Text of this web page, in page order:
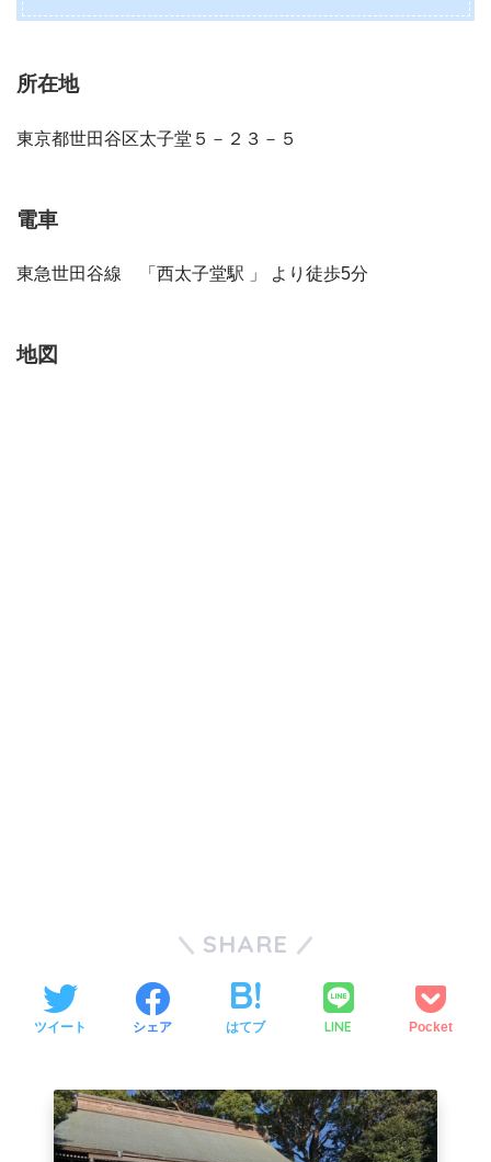
所在地
東京都世田谷区太子堂５－２３－５
電車
東急世田谷線 「西太子堂駅 」 より徒歩5分
地図
SHARE
ツイート シェア はてブ LINE Pocket